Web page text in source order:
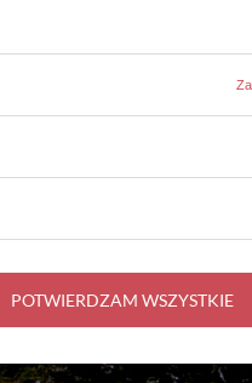
POTWIERDZAM WSZYSTKIE